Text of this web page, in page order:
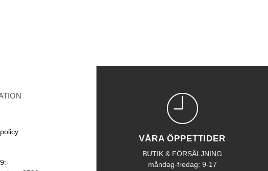
VÅRA ÖPPETTIDER
BUTIK & FÖRSÄLJNING
måndag-fredag: 9-17